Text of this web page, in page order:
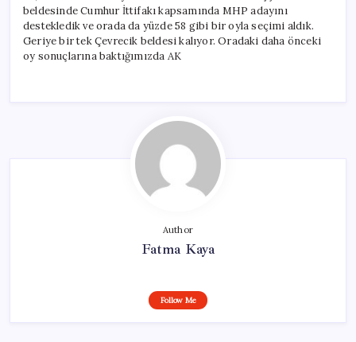
beldesinde Cumhur İttifakı kapsamında MHP adayını
destekledik ve orada da yüzde 58 gibi bir oyla seçimi aldık.
Geriye bir tek Çevrecik beldesi kalıyor. Oradaki daha önceki
oy sonuçlarına baktığımızda AK
Author
Fatma Kaya
Follow Me